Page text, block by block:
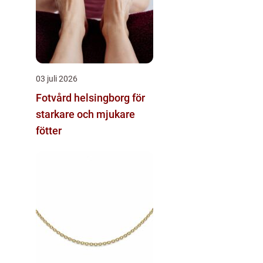
03 juli 2026
Fotvård helsingborg för
starkare och mjukare
fötter